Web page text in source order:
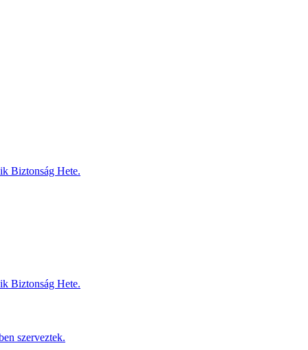
Biztonság Hete.
Biztonság Hete.
szerveztek.